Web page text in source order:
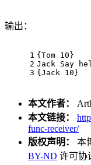
输出：
1
2
3
{Tom 10}
Jack
Say
{Jack 10}
本文作者：
本文链接：
func-receiver/
版权声明： 本
BY-ND 许可协